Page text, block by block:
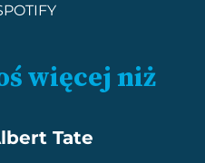
więcej niż
Tate